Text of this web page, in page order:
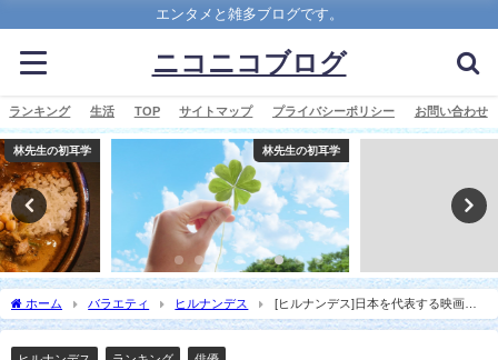
エンタメと雑多ブログです。
ニコニコブログ
ランキング 生活 TOP サイトマップ プライバシーポリシー お問い合わせ
ホーム バラエティ ヒルナンデス
[ヒルナンデス]日本を代表する映画ス
ターTOP10 1位は・・・？